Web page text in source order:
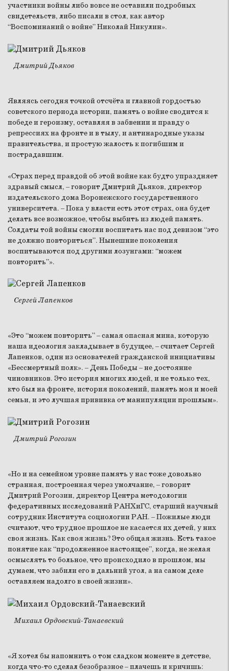
участники войны либо вовсе не оставили подробных
свидетельств, либо писали в стол, как автор
“Воспоминаний о войне” Николай Никулин».
Дмитрий Дьяков
Являясь сегодня точкой отсчёта и главной гордостью
советского периода истории, память о войне сводится к
победе и героизму, оставляя в забвении и правду о
репрессиях на фронте и в тылу, и антинародные указы
правительства, и простую жалость к погибшим и
пострадавшим.
«Страх перед правдой об этой войне как будто упраздняет
здравый смысл, – говорит Дмитрий Дьяков, директор
издательского дома Воронежского государственного
университета. – Пока у власти есть этот страх, она будет
делать все возможное, чтобы выбить из людей память.
Солдаты той войны смогли воспитать нас под девизом “это
не должно повториться”. Нынешние поколения
воспитываются под другими лозунгами: “можем
повторить”».
Сергей Лапенков
«Это “можем повторить” – самая опасная мина, которую
наша идеология закладывает в будущее, – считает Сергей
Лапенков, один из основателей гражданской инициативы
«Бессмертный полк». – День Победы – не достояние
чиновников. Это история многих людей, и не только тех,
кто был на фронте, история поколений, память моя и моей
семьи, и это лучшая прививка от манипуляции прошлым».
Дмитрий Рогозин
«Но и на семейном уровне память у нас тоже довольно
странная, построенная через умолчание, – говорит
Дмитрий Рогозин, директор Центра методологии
федеративных исследований РАНХиГС, старший научный
сотрудник Института социологии РАН. – Пожилые люди
считают, что трудное прошлое не касается их детей, у них
своя жизнь. Как своя жизнь? Это общая жизнь. Есть такое
понятие как “продолженное настоящее”, когда, не желая
осмыслять то больное, что происходило в прошлом, мы
думаем, что забили его в дальний угол, а на самом деле
оставляем надолго в своей жизни».
Михаил Ордовский-Танаевский
«Я хотел бы напомнить о том сладком моменте в детстве,
когда что-то сделал безобразное – плачешь и кричишь: